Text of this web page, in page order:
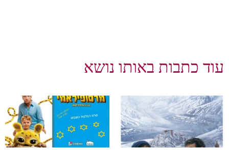
עוד כתבות באותו נושא